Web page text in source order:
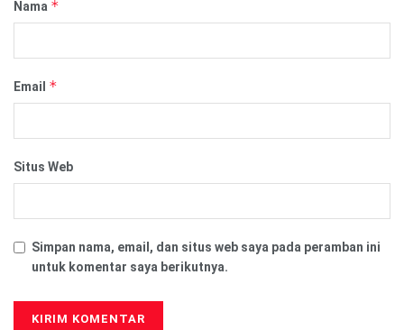
Nama *
Email *
Situs Web
Simpan nama, email, dan situs web saya pada peramban ini
untuk komentar saya berikutnya.